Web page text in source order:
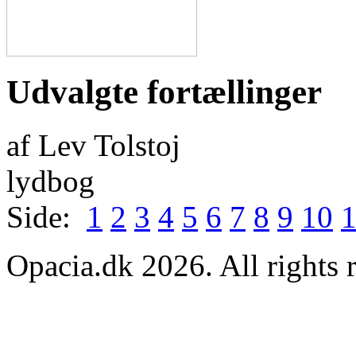
Udvalgte fortællinger
af Lev Tolstoj
lydbog
Side: 1 2 3 4 5 6 7 8 9 10
Opacia.dk 2026. All rights